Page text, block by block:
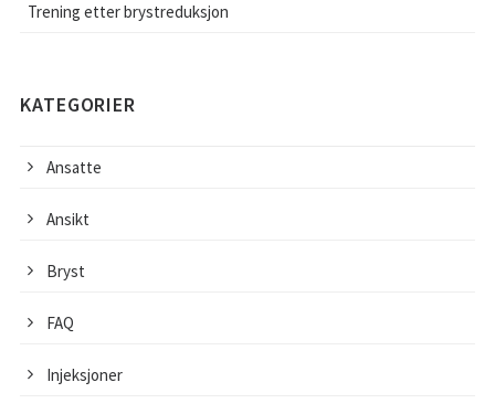
Trening etter brystreduksjon
KATEGORIER
Ansatte
Ansikt
Bryst
FAQ
Injeksjoner